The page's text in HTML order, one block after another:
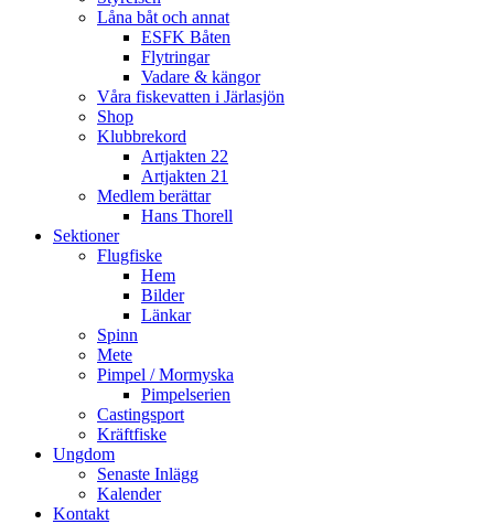
Låna båt och annat
ESFK Båten
Flytringar
Vadare & kängor
Våra fiskevatten i Järlasjön
Shop
Klubbrekord
Artjakten 22
Artjakten 21
Medlem berättar
Hans Thorell
Sektioner
Flugfiske
Hem
Bilder
Länkar
Spinn
Mete
Pimpel / Mormyska
Pimpelserien
Castingsport
Kräftfiske
Ungdom
Senaste Inlägg
Kalender
Kontakt